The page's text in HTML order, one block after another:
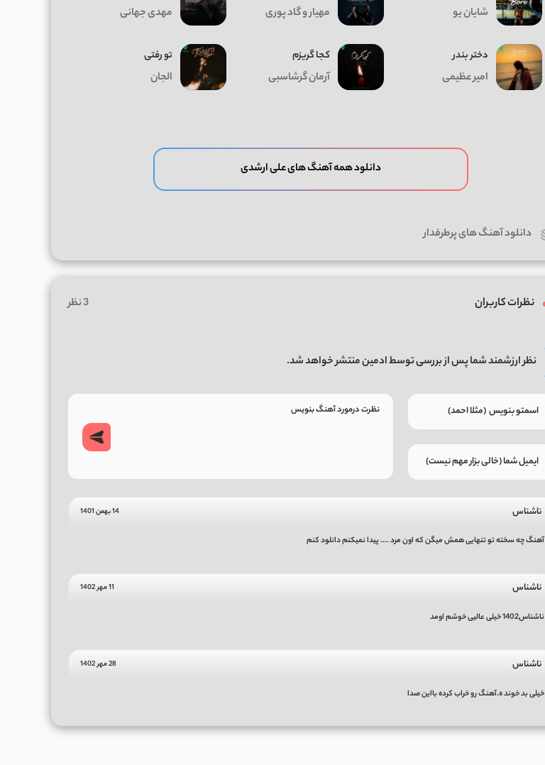
شایان یو مهیار و گاد پوری مهدی جهانی
دختر بندر
امیر عظیمی
کجا گریزم
آرمان گرشاسبی
تو رفتی
الجان
دانلود همه آهنگ های علی ارشدی
دانلود آهنگ های پرطرفدار
نظرات کاربران 3 نظر
نظر ارزشمند شما پس از بررسی توسط ادمین منتشر خواهد شد.
ناشناس 14 بهمن 1401
آهنگ چه سخته تو تنهایی همش میگن که اون مرد .... پیدا نمیکنم دانلود کنم
ناشناس 11 مهر 1402
ناشناس1402 خیلی عالیی خوشم اومد
ناشناس 28 مهر 1402
خیلی بد خوند ه.آهنگ رو خراب کرده بااین صدا